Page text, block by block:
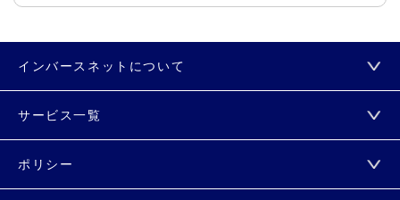
インバースネットについて
サービス一覧
ポリシー